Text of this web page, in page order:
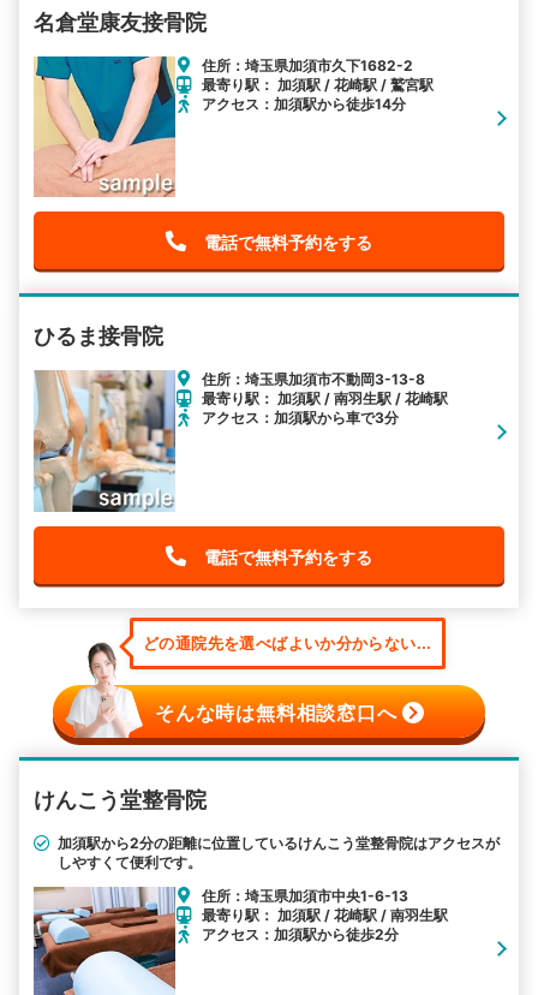
名倉堂康友接骨院
住所：埼玉県加須市久下1682-2
最寄り駅： 加須駅 / 花崎駅 / 鷲宮駅
アクセス：加須駅から徒歩14分
電話で無料予約をする
ひるま接骨院
住所：埼玉県加須市不動岡3-13-8
最寄り駅： 加須駅 / 南羽生駅 / 花崎駅
アクセス：加須駅から車で3分
電話で無料予約をする
どの通院先を選べばよいか分からない...
そんな時は無料相談窓口へ
けんこう堂整骨院
加須駅から2分の距離に位置しているけんこう堂整骨院はアクセスが
しやすくて便利です。
住所：埼玉県加須市中央1-6-13
最寄り駅： 加須駅 / 花崎駅 / 南羽生駅
アクセス：加須駅から徒歩2分